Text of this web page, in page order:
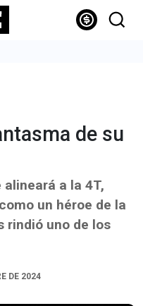
de su
a la 4T,
un héroe de la
rindió uno de los
DE 2024